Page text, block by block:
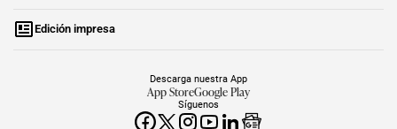
Edición impresa
Síguenos
Descarga nuestra App
App StoreGoogle Play